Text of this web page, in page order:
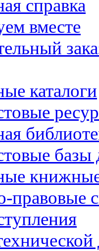
справка
вместе
каталоги
правовые